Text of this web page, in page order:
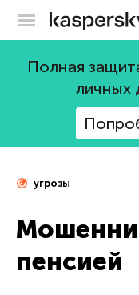
Полная
личных
угрозы
пенсией